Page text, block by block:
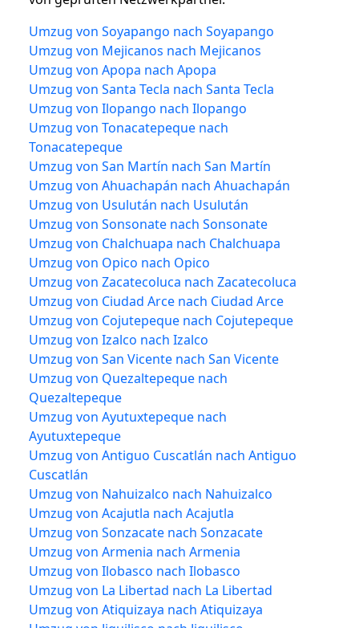
Umzug von Soyapango nach Soyapango
Umzug von Mejicanos nach Mejicanos
Umzug von Apopa nach Apopa
Umzug von Santa Tecla nach Santa Tecla
Umzug von Ilopango nach Ilopango
Umzug von Tonacatepeque nach
Tonacatepeque
Umzug von San Martín nach San Martín
Umzug von Ahuachapán nach Ahuachapán
Umzug von Usulután nach Usulután
Umzug von Sonsonate nach Sonsonate
Umzug von Chalchuapa nach Chalchuapa
Umzug von Opico nach Opico
Umzug von Zacatecoluca nach Zacatecoluca
Umzug von Ciudad Arce nach Ciudad Arce
Umzug von Cojutepeque nach Cojutepeque
Umzug von Izalco nach Izalco
Umzug von San Vicente nach San Vicente
Umzug von Quezaltepeque nach
Quezaltepeque
Umzug von Ayutuxtepeque nach
Ayutuxtepeque
Umzug von Antiguo Cuscatlán nach Antiguo
Cuscatlán
Umzug von Nahuizalco nach Nahuizalco
Umzug von Acajutla nach Acajutla
Umzug von Sonzacate nach Sonzacate
Umzug von Armenia nach Armenia
Umzug von Ilobasco nach Ilobasco
Umzug von La Libertad nach La Libertad
Umzug von Atiquizaya nach Atiquizaya